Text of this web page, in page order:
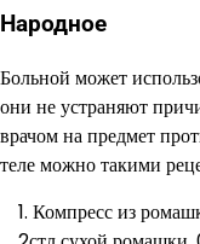
Народное
Больной может
они не устраняют
врачом на предмет
теле можно такими
Компресс из